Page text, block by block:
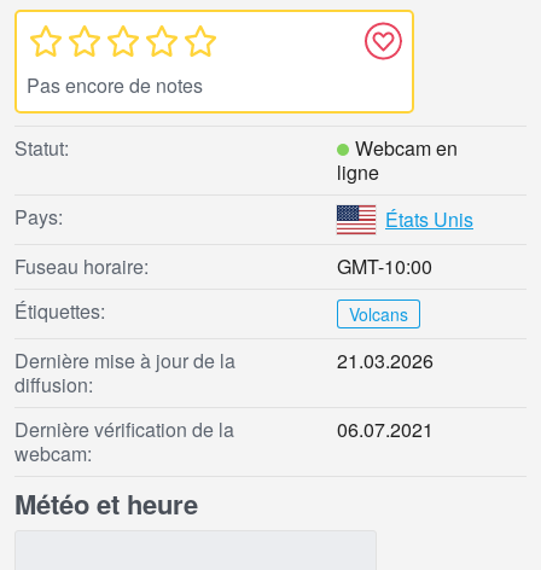
Pas encore de notes
Statut:
Webcam en
ligne
Pays:
États Unis
Fuseau horaire:
GMT-10:00
Étiquettes:
Volcans
Dernière mise à jour de la
diffusion:
21.03.2026
Dernière vérification de la
webcam:
06.07.2021
Météo et heure